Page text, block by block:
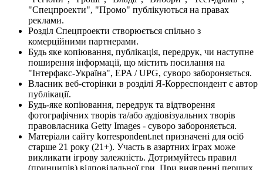
"Спецпроекти", "Промо" публікуються на правах
реклами.
Розділ Спецпроекти створюється спільно з
комерційними партнерами.
Будь яке копіювання, публікація, передрук, чи наступне
поширення інформації, що містить посилання на
"Інтерфакс-Україна", EPA / UPG, суворо забороняється.
Власник веб-сторінки в розділі Я-Корреспондент є автор
публікації.
Будь-яке копіювання, передрук та відтворення
фотографічних творів та/або аудіовізуальних творів
правовласника Getty Images - суворо забороняється.
Матеріали сайту korrespondent.net призначені для осіб
старше 21 року (21+). Участь в азартних іграх може
викликати ігрову залежність. Дотримуйтесь правил
(принципів) відповідальної гри. При виявленні перших